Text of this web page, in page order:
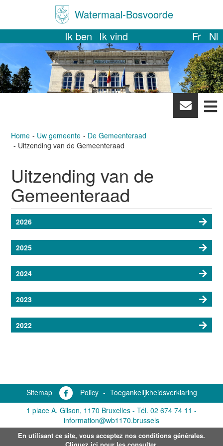
Watermaal-Bosvoorde
Ik ben Ik vind Fr Nl
News
Home Uw gemeente
De Gemeenteraad
Uitzending van de Gemeenteraad
Uitzending van de
Gemeenteraad
2026
2025
2024
2023
2022
Sitemap Policy - Toegankelijkheidsverklaring
1 place A. Gilson, 1170 Bruxelles - Tél. 02 674 74 11 -
information@wb1170.brussels
En utilisant ce site, vous acceptez nos conditions générales.